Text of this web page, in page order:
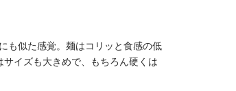
も似た感覚。麺はコリッと食感の低
イズも大きめで、もちろん硬くは